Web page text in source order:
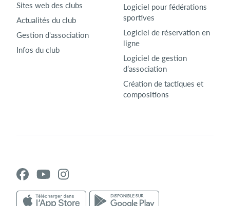
Sites web des clubs
Actualités du club
Gestion d'association
Infos du club
Logiciel pour fédérations
sportives
Logiciel de réservation en
ligne
Logiciel de gestion
d’association
Création de tactiques et
compositions